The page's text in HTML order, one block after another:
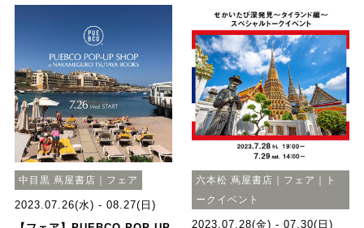
中目黒 蔦屋書店｜フェア
2023.07.26(水) - 08.27(日)
六本松 蔦屋書店｜フェア｜ト
ークイベント
2023.07.28(金) - 07.30(日)